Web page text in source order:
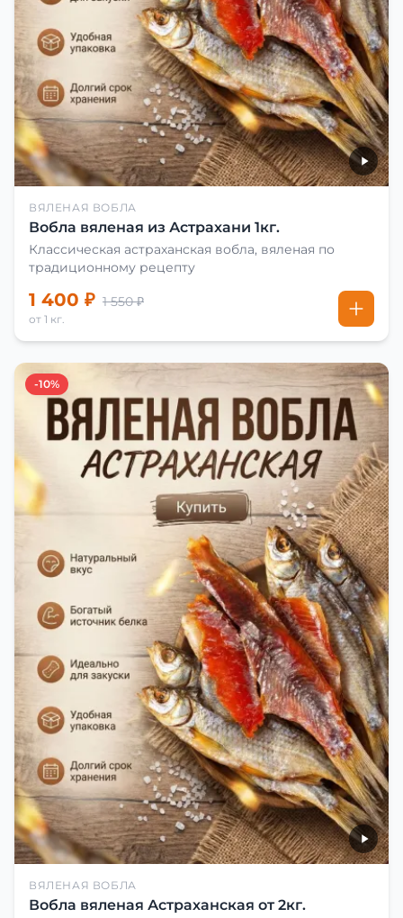
ВЯЛЕНАЯ ВОБЛА
Вобла вяленая из Астрахани 1кг.
Классическая астраханская вобла, вяленая по
традиционному рецепту
1 400 ₽ 1 550 ₽
от 1 кг.
-10%
ВЯЛЕНАЯ ВОБЛА
Вобла вяленая Астраханская от 2кг.